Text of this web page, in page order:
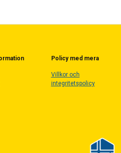
Policy med mera
Villkor och
integritetspolicy